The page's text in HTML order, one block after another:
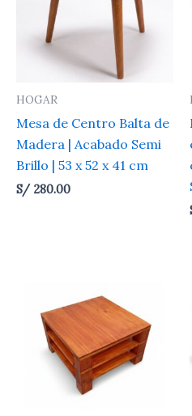
HOGAR
Mesa de Centro Balta de
Madera | Acabado Semi
Brillo | 53 x 52 x 41 cm
S/280.00